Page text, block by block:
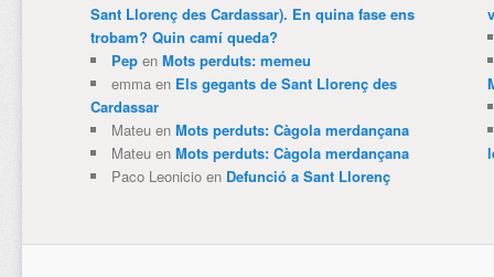
Sant Llorenç des Cardassar). En quina fase ens
trobam? Quin camí queda?
Pepen Mots perduts: memeu
emmaen Els gegants de Sant Llorenç des
Cardassar
Mateuen Mots perduts: Càgola merdançana
Mateuen Mots perduts: Càgola merdançana
Paco Leonicioen Defunció a Sant Llorenç